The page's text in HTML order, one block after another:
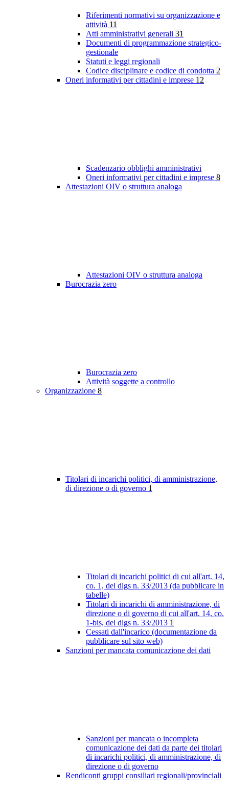
Riferimenti normativi su organizzazione e
attività 11
Atti amministrativi generali 31
Documenti di programmazione strategico-
gestionale
Statuti e leggi regionali
Codice disciplinare e codice di condotta 2
Oneri informativi per cittadini e imprese 12
Scadenzario obblighi amministrativi
Oneri informativi per cittadini e imprese 8
Attestazioni OIV o struttura analoga
Attestazioni OIV o struttura analoga
Burocrazia zero
Burocrazia zero
Attività soggette a controllo
Organizzazione 8
Titolari di incarichi politici, di amministrazione,
di direzione o di governo 1
Titolari di incarichi politici di cui all'art. 14,
co. 1, del dlgs n. 33/2013 (da pubblicare in
tabelle)
Titolari di incarichi di amministrazione, di
direzione o di governo di cui all'art. 14, co.
1-bis, del dlgs n. 33/2013 1
Cessati dall'incarico (documentazione da
pubblicare sul sito web)
Sanzioni per mancata comunicazione dei dati
Sanzioni per mancata o incompleta
comunicazione dei dati da parte dei titolari
di incarichi politici, di amministrazione, di
direzione o di governo
Rendiconti gruppi consiliari regionali/provinciali